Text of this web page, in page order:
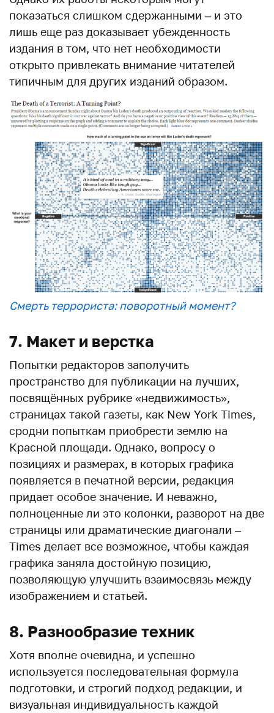
показаться слишком сдержанными – и это
лишь еще раз доказывает убежденность
издания в том, что нет необходимости
открыто привлекать внимание читателей
типичным для других изданий образом.
Смерть террориста: поворотный момент?
7. Макет и верстка
Попытки редакторов заполучить
пространство для публикации на лучших,
посвящённых рубрике «недвижимость»,
страницах такой газеты, как New York Times,
сродни попыткам приобрести землю на
Красной площади. Однако, вопросу о
позициях и размерах, в которых графика
появляется в печатной версии, редакция
придает особое значение. И неважно,
полноценные ли это колонки, разворот на две
страницы или драматические диагонали –
Times делает все возможное, чтобы каждая
графика заняла достойную позицию,
позволяющую улучшить взаимосвязь между
изображением и статьей.
8. Разнообразие техник
Хотя вполне очевидна, и успешно
используется последовательная формула
подготовки, и строгий подход редакции, и
визуальная индивидуальность каждой